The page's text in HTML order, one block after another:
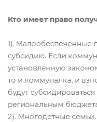
Кто имеет право
1). Малообеспеченные
субсидию. Если
установленную
то и коммуналка, и
будут
региональным
2). Многодетные семьи.